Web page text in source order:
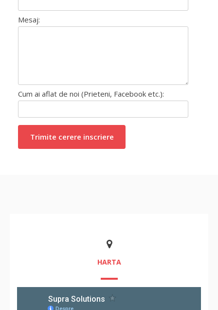
Mesaj:
Cum ai aflat de noi (Prieteni, Facebook etc.):
HARTA